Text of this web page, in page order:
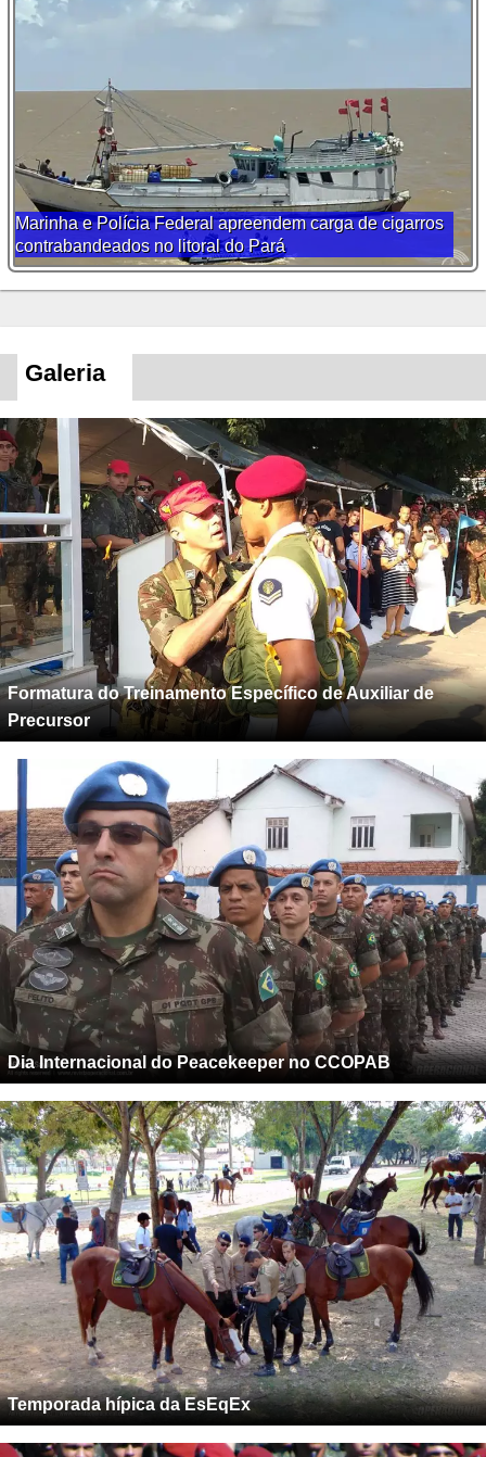
Marinha e Polícia Federal apreendem carga de cigarros
contrabandeados no litoral do Pará
Galeria
Formatura do Treinamento Específico de Auxiliar de
Precursor
Dia Internacional do Peacekeeper no CCOPAB
Temporada hípica da EsEqEx